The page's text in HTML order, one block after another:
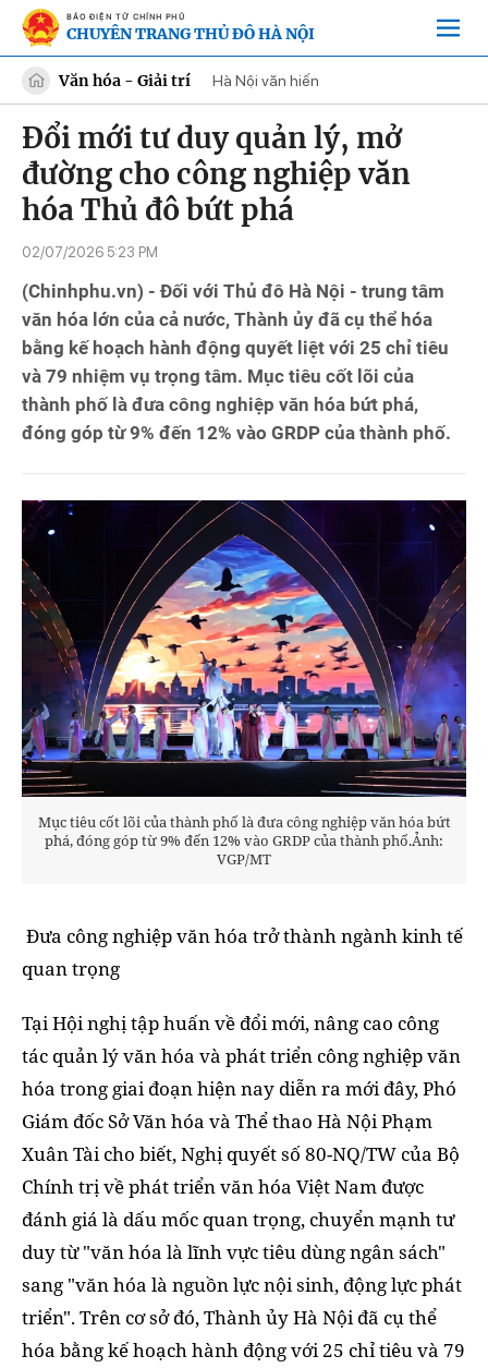
BÁO ĐIỆN TỬ CHÍNH PHỦ
CHUYÊN TRANG THỦ ĐÔ HÀ NỘI
Văn hóa - Giải trí Hà Nội văn hiến
Đổi mới tư duy quản lý, mở
đường cho công nghiệp văn
hóa Thủ đô bứt phá
02/07/2026 5:23 PM
(Chinhphu.vn) - Đối với Thủ đô Hà Nội - trung tâm
văn hóa lớn của cả nước, Thành ủy đã cụ thể hóa
bằng kế hoạch hành động quyết liệt với 25 chỉ tiêu
và 79 nhiệm vụ trọng tâm. Mục tiêu cốt lõi của
thành phố là đưa công nghiệp văn hóa bứt phá,
đóng góp từ 9% đến 12% vào GRDP của thành phố.
Mục tiêu cốt lõi của thành phố là đưa công nghiệp văn hóa bứt
phá, đóng góp từ 9% đến 12% vào GRDP của thành phố.Ảnh:
VGP/MT
Đưa công nghiệp văn hóa trở thành ngành kinh tế
quan trọng
Tại Hội nghị tập huấn về đổi mới, nâng cao công
tác quản lý văn hóa và phát triển công nghiệp văn
hóa trong giai đoạn hiện nay diễn ra mới đây, Phó
Giám đốc Sở Văn hóa và Thể thao Hà Nội Phạm
Xuân Tài cho biết, Nghị quyết số 80-NQ/TW của Bộ
Chính trị về phát triển văn hóa Việt Nam được
đánh giá là dấu mốc quan trọng, chuyển mạnh tư
duy từ "văn hóa là lĩnh vực tiêu dùng ngân sách"
sang "văn hóa là nguồn lực nội sinh, động lực phát
triển". Trên cơ sở đó, Thành ủy Hà Nội đã cụ thể
hóa bằng kế hoạch hành động với 25 chỉ tiêu và 79